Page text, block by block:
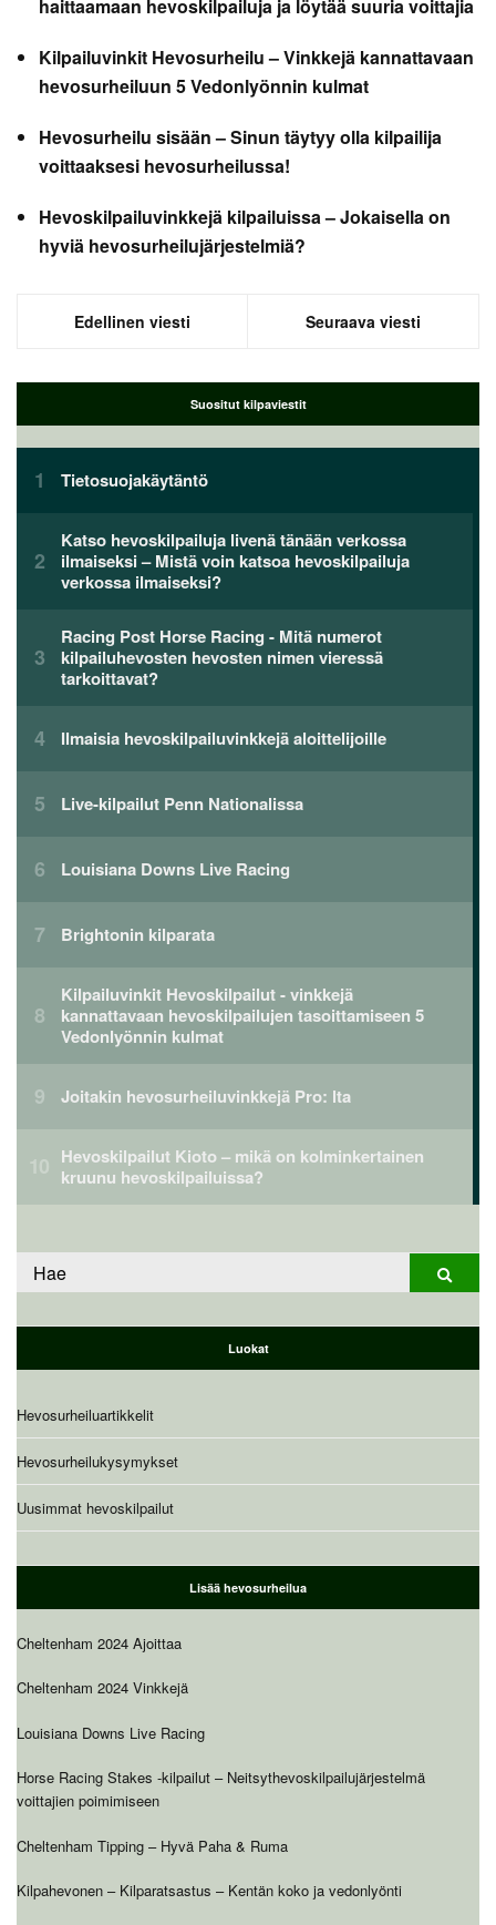
haittaamaan hevoskilpailuja ja löytää suuria voittajia
Kilpailuvinkit Hevosurheilu – Vinkkejä kannattavaan
hevosurheiluun 5 Vedonlyönnin kulmat
Hevosurheilu sisään – Sinun täytyy olla kilpailija
voittaaksesi hevosurheilussa!
Hevoskilpailuvinkkejä kilpailuissa – Jokaisella on
hyviä hevosurheilujärjestelmiä?
Edellinen viesti Seuraava viesti
Suositut kilpaviestit
Tietosuojakäytäntö
Katso hevoskilpailuja livenä tänään verkossa
ilmaiseksi – Mistä voin katsoa hevoskilpailuja
verkossa ilmaiseksi?
Racing Post Horse Racing - Mitä numerot
kilpailuhevosten hevosten nimen vieressä
tarkoittavat?
Ilmaisia ​​hevoskilpailuvinkkejä aloittelijoille
Live-kilpailut Penn Nationalissa
Louisiana Downs Live Racing
Brightonin kilparata
Kilpailuvinkit Hevoskilpailut - vinkkejä
kannattavaan hevoskilpailujen tasoittamiseen 5
Vedonlyönnin kulmat
Joitakin hevosurheiluvinkkejä Pro: lta
Hevoskilpailut Kioto – mikä on kolminkertainen
kruunu hevoskilpailuissa?
Etsiä:
Luokat
Hevosurheiluartikkelit
Hevosurheilukysymykset
Uusimmat hevoskilpailut
Lisää hevosurheilua
Cheltenham 2024 Ajoittaa
Cheltenham 2024 Vinkkejä
Louisiana Downs Live Racing
Horse Racing Stakes -kilpailut – Neitsythevoskilpailujärjestelmä
voittajien poimimiseen
Cheltenham Tipping – Hyvä Paha & Ruma
Kilpahevonen – Kilparatsastus – Kentän koko ja vedonlyönti